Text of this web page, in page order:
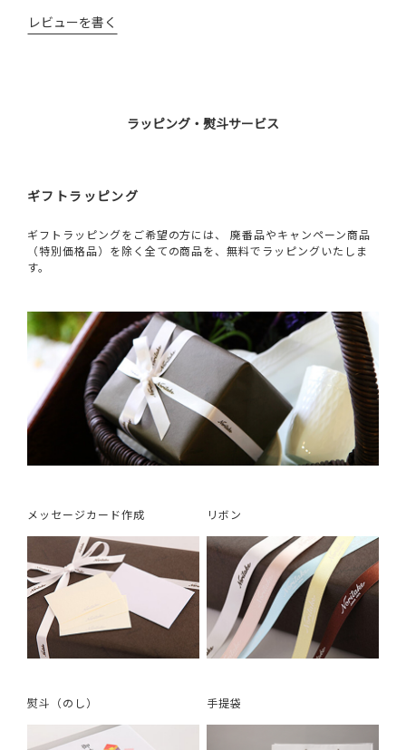
レビューを書く
ラッピング・熨斗サービス
ギフトラッピング
ギフトラッピングをご希望の方には、 廃番品やキャンペーン商品
（特別価格品）を除く全ての商品を、無料でラッピングいたしま
す。
メッセージカード作成 リボン
熨斗（のし） 手提袋